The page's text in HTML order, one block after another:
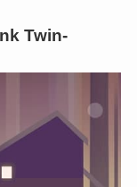
Twin-